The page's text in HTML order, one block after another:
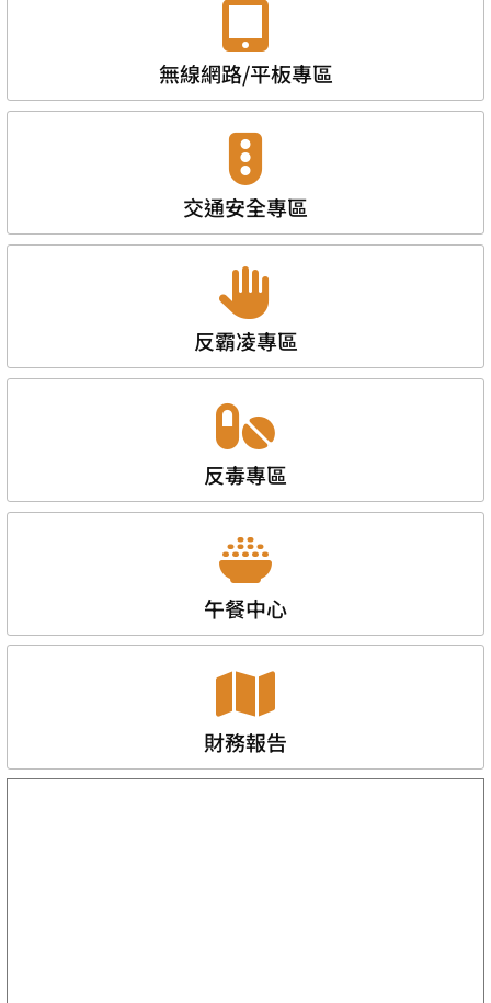
無線網路/平板專區
交通安全專區
反霸凌專區
反毒專區
午餐中心
財務報告